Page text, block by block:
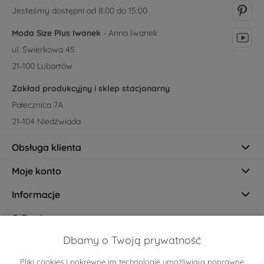
Jesteśmy dostępni od 8:00 do 15:00
Moda Size Plus Iwanek - Anna Iwanek
ul. Świerkowa 45
21-100 Lubartów
Zakład produkcyjny i sklep stacjonarny
Pałecznica 7A
21-104 Niedźwiada
Obsługa klienta
Moje konto
Informacje
O firmie
Dbamy o Twoją prywatność
Pliki cookies i pokrewne im technologie umożliwiają poprawne